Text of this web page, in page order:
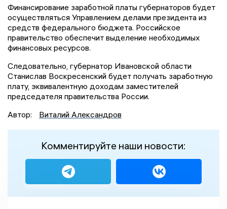
Финансирование заработной платы губернаторов будет
осуществляться Управлением делами президента из
средств федерального бюджета. Российское
правительство обеспечит выделение необходимых
финансовых ресурсов.
Следовательно, губернатор Ивановской области
Станислав Воскресенский будет получать заработную
плату, эквивалентную доходам заместителей
председателя правительства России.
Автор:
Виталий Александров
Комментируйте наши новости: